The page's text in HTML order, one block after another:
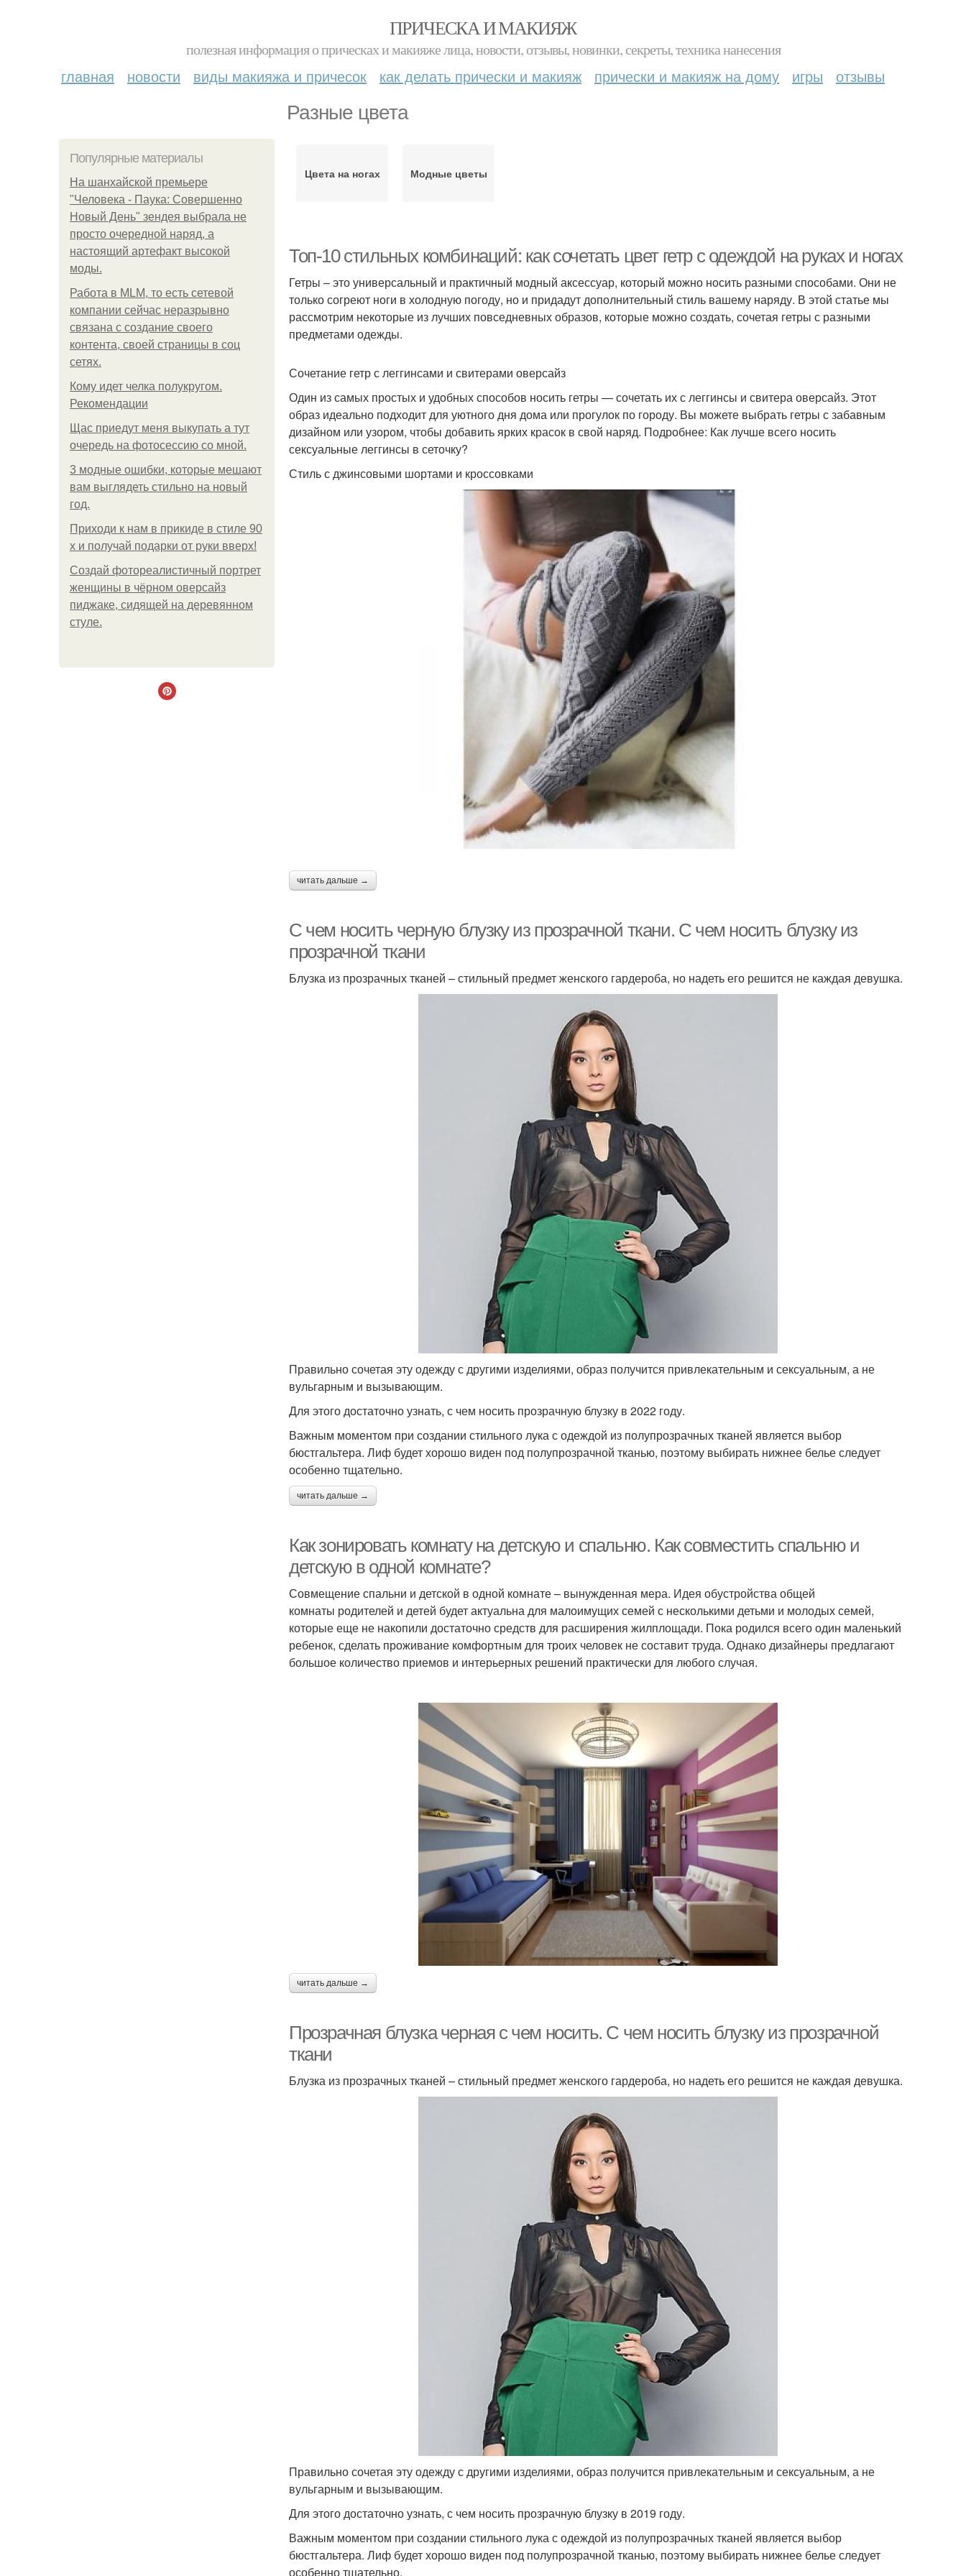
ПРИЧЕСКА И МАКИЯЖ
полезная информация о прическах и макияже лица, новости, отзывы, новинки, секреты, техника нанесения
главная новости виды макияжа и причесок как делать прически и макияж прически и макияж на дому игры отзывы
Разные цвета
Популярные материалы
На шанхайской премьере
"Человека - Паука: Совершенно
Новый День" зендея выбрала не
просто очередной наряд, а
настоящий артефакт высокой
моды.
Работа в MLM, то есть сетевой
компании сейчас неразрывно
связана с создание своего
контента, своей страницы в соц
сетях.
Кому идет челка полукругом.
Рекомендации
Щас приедут меня выкупать а тут
очередь на фотосессию со мной.
3 модные ошибки, которые мешают
вам выглядеть стильно на новый
год.
Приходи к нам в прикиде в стиле 90
х и получай подарки от руки вверх!
Создай фотореалистичный портрет
женщины в чёрном оверсайз
пиджаке, сидящей на деревянном
стуле.
Цвета на ногах Модные цветы
Топ-10 стильных комбинаций: как сочетать цвет гетр с одеждой на руках и ногах
Гетры – это универсальный и практичный модный аксессуар, который можно носить разными способами. Они не
только согреют ноги в холодную погоду, но и придадут дополнительный стиль вашему наряду. В этой статье мы
рассмотрим некоторые из лучших повседневных образов, которые можно создать, сочетая гетры с разными
предметами одежды.
Сочетание гетр с леггинсами и свитерами оверсайз
Один из самых простых и удобных способов носить гетры — сочетать их с леггинсы и свитера оверсайз. Этот
образ идеально подходит для уютного дня дома или прогулок по городу. Вы можете выбрать гетры с забавным
дизайном или узором, чтобы добавить ярких красок в свой наряд. Подробнее: Как лучше всего носить
сексуальные леггинсы в сеточку?
Стиль с джинсовыми шортами и кроссовками
читать дальше →
С чем носить черную блузку из прозрачной ткани. С чем носить блузку из
прозрачной ткани
Блузка из прозрачных тканей – стильный предмет женского гардероба, но надеть его решится не каждая девушка.
Правильно сочетая эту одежду с другими изделиями, образ получится привлекательным и сексуальным, а не
вульгарным и вызывающим.
Для этого достаточно узнать, с чем носить прозрачную блузку в 2022 году.
Важным моментом при создании стильного лука с одеждой из полупрозрачных тканей является выбор
бюстгальтера. Лиф будет хорошо виден под полупрозрачной тканью, поэтому выбирать нижнее белье следует
особенно тщательно.
читать дальше →
Как зонировать комнату на детскую и спальню. Как совместить спальню и
детскую в одной комнате?
Совмещение спальни и детской в одной комнате – вынужденная мера. Идея обустройства общей
комнаты родителей и детей будет актуальна для малоимущих семей с несколькими детьми и молодых семей,
которые еще не накопили достаточно средств для расширения жилплощади. Пока родился всего один маленький
ребенок, сделать проживание комфортным для троих человек не составит труда. Однако дизайнеры предлагают
большое количество приемов и интерьерных решений практически для любого случая.
читать дальше →
Прозрачная блузка черная с чем носить. С чем носить блузку из прозрачной
ткани
Блузка из прозрачных тканей – стильный предмет женского гардероба, но надеть его решится не каждая девушка.
Правильно сочетая эту одежду с другими изделиями, образ получится привлекательным и сексуальным, а не
вульгарным и вызывающим.
Для этого достаточно узнать, с чем носить прозрачную блузку в 2019 году.
Важным моментом при создании стильного лука с одеждой из полупрозрачных тканей является выбор
бюстгальтера. Лиф будет хорошо виден под полупрозрачной тканью, поэтому выбирать нижнее белье следует
особенно тщательно.